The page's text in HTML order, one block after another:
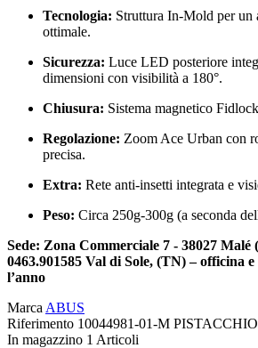
Tecnologia: Struttura In-Mold per un
ottimale.
Sicurezza: Luce LED posteriore
dimensioni con visibilità a 180°.
Chiusura: Sistema magnetico
Regolazione: Zoom Ace Urban con
precisa.
Extra: Rete anti-insetti integrata e
Peso: Circa 250g-300g (a seconda
Sede: Zona Commerciale 7 - 38027 Malé
0463.901585 Val di Sole, (TN) – officina
l’anno
Marca ABUS
Riferimento 10044981-01-M PISTACCHIO
In magazzino 1 Articoli